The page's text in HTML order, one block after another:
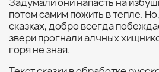
потом самим пожить в тепле.
сказках, добро всегда
звери прогнали алчных
горя не зная.